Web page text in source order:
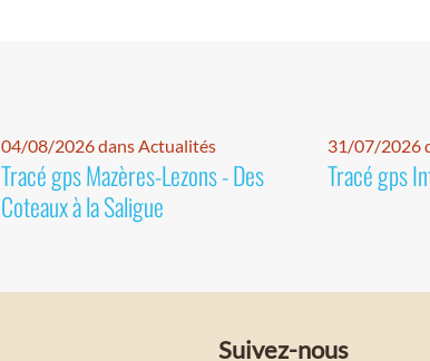
04/08/2026 dans Actualités
Tracé gps Mazères-Lezons - Des
Coteaux à la Saligue
31/07/2026
Tracé gps
Suivez-nous